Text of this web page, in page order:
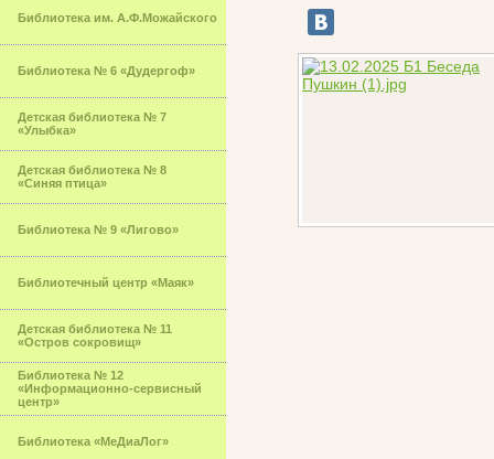
Библиотека им. А.Ф.Можайского
Библиотека № 6 «Дудергоф»
Детская библиотека № 7
«Улыбка»
Детская библиотека № 8
«Синяя птица»
Библиотека № 9 «Лигово»
Библиотечный центр «Маяк»
Детская библиотека № 11
«Остров сокровищ»
Библиотека № 12
«Информационно-сервисный
центр»
Библиотека «МеДиаЛог»